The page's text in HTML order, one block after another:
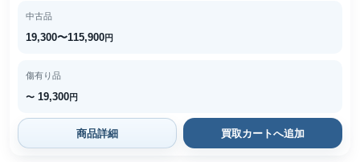
中古品
19,300〜115,900円
傷有り品
〜 19,300円
商品詳細 買取カートへ追加